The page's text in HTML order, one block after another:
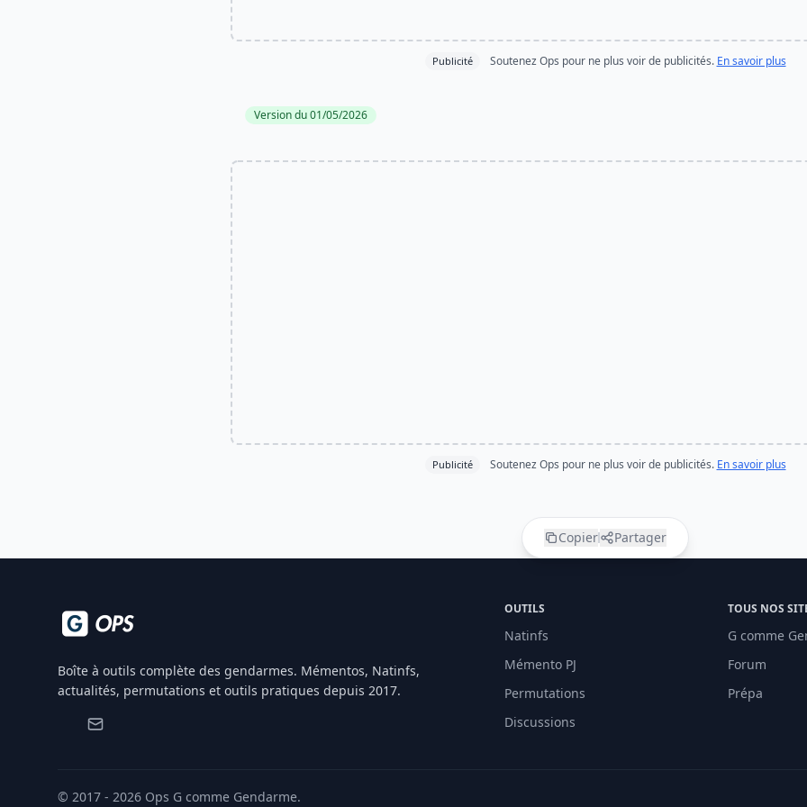
Publicité Soutenez Ops pour ne plus voir de publicités. En savoir plus
Version du 01/05/2026
Publicité Soutenez Ops pour ne plus voir de publicités. En savoir plus
Copier Partager
Boîte à outils complète des gendarmes. Mémentos, Natinfs,
actualités, permutations et outils pratiques depuis 2017.
OUTILS
Natinfs
Mémento PJ
Permutations
Discussions
TOUS NOS
G comme
Forum
Prépa
© 2017 - 2026 Ops G comme Gendarme.